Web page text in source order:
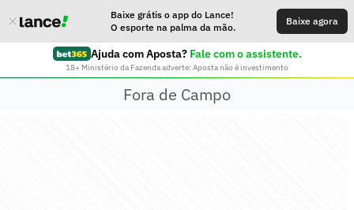
Baixe grátis o app do Lance!
O esporte na palma da mão.
Baixe agora
Ajuda com Aposta? Fale com o assistente.
18+ Ministério da Fazenda adverte: Aposta não é investimento
Fora de Campo